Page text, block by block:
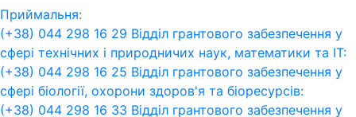
Приймальня:
(+38) 044 298 16 29 Відділ грантового забезпечення у
сфері технічних і природничих наук, математики та ІТ:
(+38) 044 298 16 25 Відділ грантового забезпечення у
сфері біології, охорони здоров'я та біоресурсів:
(+38) 044 298 16 33 Відділ грантового забезпечення у